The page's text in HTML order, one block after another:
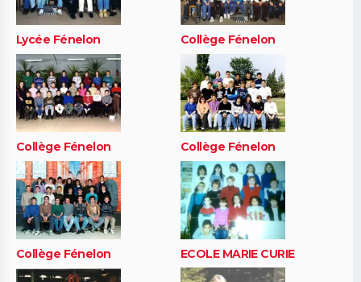
Lycée Fénelon Collège Fénelon
Collège Fénelon Collège Fénelon
Collège Fénelon ECOLE MARIE CURIE